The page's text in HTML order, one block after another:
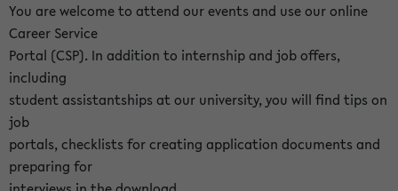
You are welcome to attend our events and use our online
Career Service
Portal (CSP). In addition to internship and job offers,
including
student assistantships at our university, you will find tips on
job
portals, checklists for creating application documents and
preparing for